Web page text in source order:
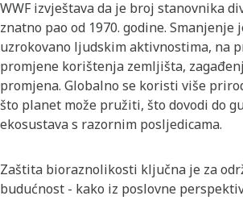
WWF izvještava da je broj stanovnika
znatno pao od 1970. godine.
uzrokovano ljudskim aktivnostima, na
promjene korištenja zemljišta,
promjena. Globalno se koristi više
što planet može pružiti, što dovodi do
ekosustava s razornim posljedicama.
Zaštita bioraznolikosti ključna je za
budućnost - kako iz poslovne